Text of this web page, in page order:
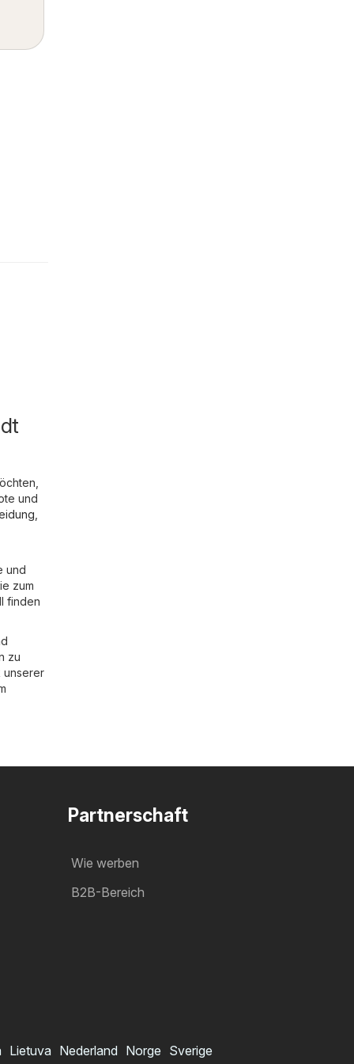
und
und
zum
finden
zu
unserer
Partnerschaft
Wie werben
B2B-Bereich
Lietuva Nederland Norge Sverige